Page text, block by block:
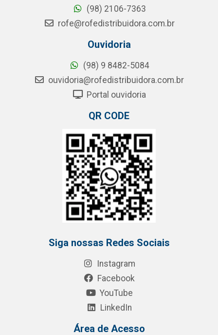
(98) 2106-7363
rofe@rofedistribuidora.com.br
Ouvidoria
(98) 9 8482-5084
ouvidoria@rofedistribuidora.com.br
Portal ouvidoria
QR CODE
Siga nossas Redes Sociais
Instagram
Facebook
YouTube
LinkedIn
Área de Acesso